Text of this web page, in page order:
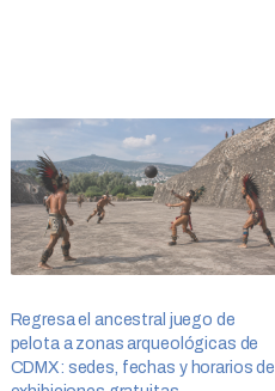
Regresa el ancestral juego de
pelota a zonas arqueológicas de
CDMX: sedes, fechas y horarios de